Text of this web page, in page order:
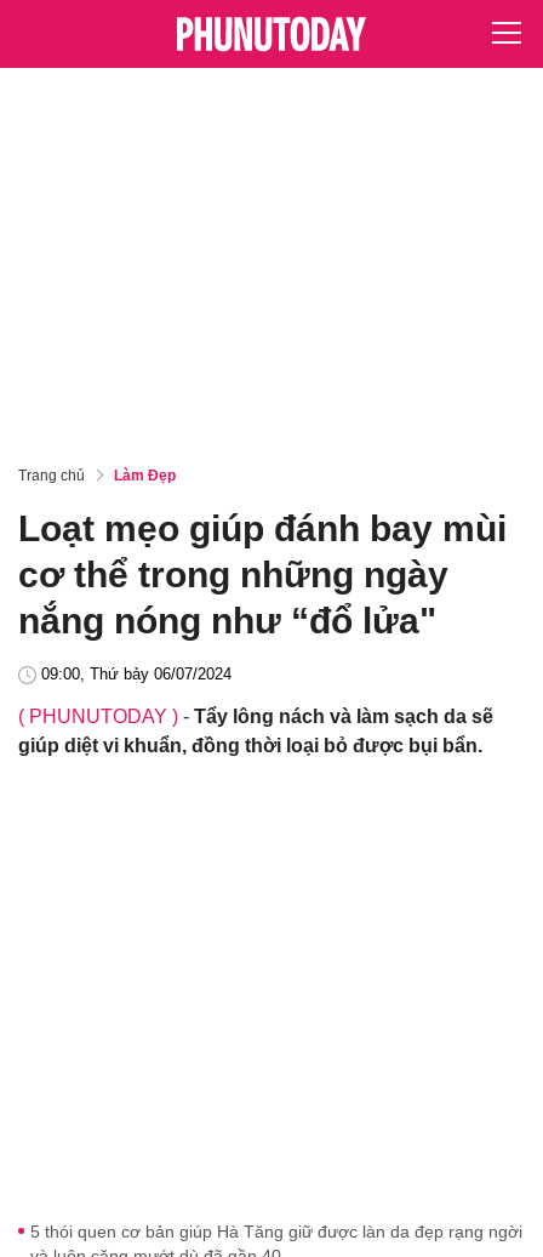
Trang chủ Làm Đẹp
Loạt mẹo giúp đánh bay mùi
cơ thể trong những ngày
nắng nóng như “đổ lửa"
09:00, Thứ bảy 06/07/2024
( PHUNUTODAY ) - Tẩy lông nách và làm sạch da sẽ
giúp diệt vi khuẩn, đồng thời loại bỏ được bụi bẩn.
5 thói quen cơ bản giúp Hà Tăng giữ được làn da đẹp rạng ngời